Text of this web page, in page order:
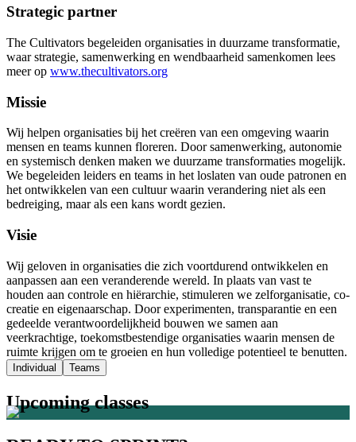
Strategic partner
The Cultivators begeleiden organisaties in duurzame transformatie,
waar strategie, samenwerking en wendbaarheid samenkomen lees
meer op www.thecultivators.org
Missie
Wij helpen organisaties bij het creëren van een omgeving waarin
mensen en teams kunnen floreren. Door samenwerking, autonomie
en systemisch denken maken we duurzame transformaties mogelijk.
We begeleiden leiders en teams in het loslaten van oude patronen en
het ontwikkelen van een cultuur waarin verandering niet als een
bedreiging, maar als een kans wordt gezien.
Visie
Wij geloven in organisaties die zich voortdurend ontwikkelen en
aanpassen aan een veranderende wereld. In plaats van vast te
houden aan controle en hiërarchie, stimuleren we zelforganisatie, co-
creatie en eigenaarschap. Door experimenten, transparantie en een
gedeelde verantwoordelijkheid bouwen we samen aan
veerkrachtige, toekomstbestendige organisaties waarin mensen de
ruimte krijgen om te groeien en hun volledige potentieel te benutten.
Individual Teams
Upcoming classes